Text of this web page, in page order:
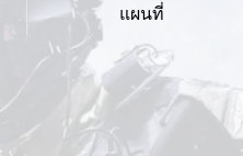
แผนที่